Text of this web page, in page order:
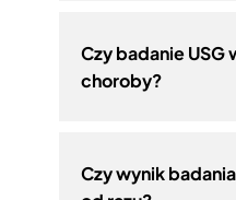
Czy badanie
choroby?
Czy wynik